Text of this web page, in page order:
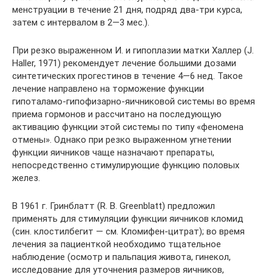
менструации в течение 21 дня, подряд два-три курса,
затем с интервалом в 2—3 мес.).
При резко выраженном И. и гипоплазии матки Халлер (J.
Haller, 1971) рекомендует лечение большими дозами
синтетических прогестинов в течение 4—6 нед. Такое
лечение направлено на торможение функции
гипоталамо-гипофизарно-яичниковой системы во время
приема гормонов и рассчитано на последующую
активацию функции этой системы по типу «феномена
отмены». Однако при резко выраженном угнетении
функции яичников чаще назначают препараты,
непосредственно стимулирующие функцию половых
желез.
В 1961 г. Гринблатт (R. В. Greenblatt) предложил
применять для стимуляции функции яичников кломид
(син. клостилбегит — см. Кломифен-цитрат); во время
лечения за пациенткой необходимо тщательное
наблюдение (осмотр и пальпация живота, гинекол,
исследование для уточнения размеров яичников,